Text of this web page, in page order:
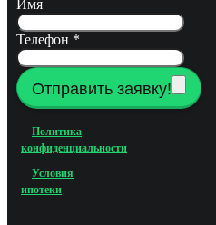
Имя
Телефон *
Отправить заявку!
Политика
конфиденциальности
Условия
ипотеки